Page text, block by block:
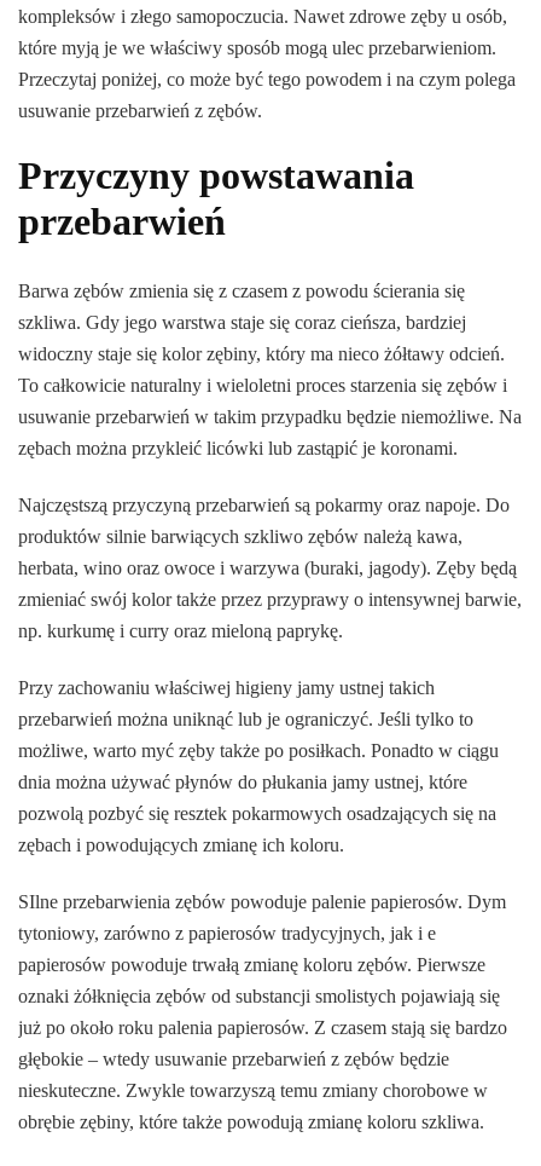
kompleksów i złego samopoczucia. Nawet zdrowe zęby u osób,
które myją je we właściwy sposób mogą ulec przebarwieniom.
Przeczytaj poniżej, co może być tego powodem i na czym polega
usuwanie przebarwień z zębów.
Przyczyny powstawania
przebarwień
Barwa zębów zmienia się z czasem z powodu ścierania się
szkliwa. Gdy jego warstwa staje się coraz cieńsza, bardziej
widoczny staje się kolor zębiny, który ma nieco żółtawy odcień.
To całkowicie naturalny i wieloletni proces starzenia się zębów i
usuwanie przebarwień w takim przypadku będzie niemożliwe. Na
zębach można przykleić licówki lub zastąpić je koronami.
Najczęstszą przyczyną przebarwień są pokarmy oraz napoje. Do
produktów silnie barwiących szkliwo zębów należą kawa,
herbata, wino oraz owoce i warzywa (buraki, jagody). Zęby będą
zmieniać swój kolor także przez przyprawy o intensywnej barwie,
np. kurkumę i curry oraz mieloną paprykę.
Przy zachowaniu właściwej higieny jamy ustnej takich
przebarwień można uniknąć lub je ograniczyć. Jeśli tylko to
możliwe, warto myć zęby także po posiłkach. Ponadto w ciągu
dnia można używać płynów do płukania jamy ustnej, które
pozwolą pozbyć się resztek pokarmowych osadzających się na
zębach i powodujących zmianę ich koloru.
SIlne przebarwienia zębów powoduje palenie papierosów. Dym
tytoniowy, zarówno z papierosów tradycyjnych, jak i e
papierosów powoduje trwałą zmianę koloru zębów. Pierwsze
oznaki żółknięcia zębów od substancji smolistych pojawiają się
już po około roku palenia papierosów. Z czasem stają się bardzo
głębokie – wtedy usuwanie przebarwień z zębów będzie
nieskuteczne. Zwykle towarzyszą temu zmiany chorobowe w
obrębie zębiny, które także powodują zmianę koloru szkliwa.